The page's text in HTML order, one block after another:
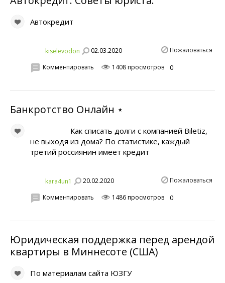
Автокредит
kiselevodon 02.03.2020 Пожаловаться
Комментировать 1408 просмотров 0
Банкротство Онлайн ⋆
Как списать долги с компанией Biletiz,
не выходя из дома? По статистике, каждый
третий россиянин имеет кредит
kara4un1 20.02.2020 Пожаловаться
Комментировать 1486 просмотров 0
Юридическая поддержка перед арендой
квартиры в Миннесоте (США)
По материалам сайта ЮЗГУ